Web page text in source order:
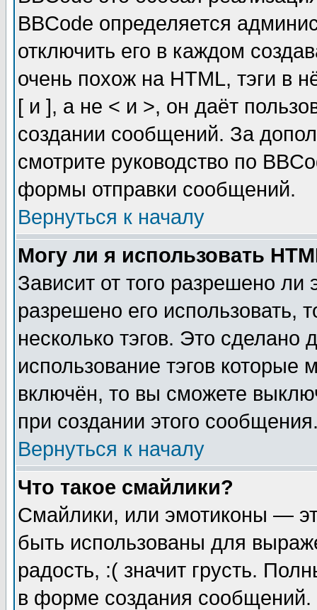
BBCode определяется
отключить его в каждом
очень похож на HTML, тэги в
[ и ], а не < и >, он даёт
создании сообщений. За
смотрите руководство по
формы отправки сообщений.
Вернуться к началу
Могу ли я использовать
Зависит от того разрешено
разрешено его использовать,
несколько тэгов. Это сделано
использование тэгов
включён, то вы сможете
при создании этого
Вернуться к началу
Что такое смайлики?
Смайлики, или эмотиконы —
быть использованы для
радость, :( значит грусть.
в форме создания сообщений.